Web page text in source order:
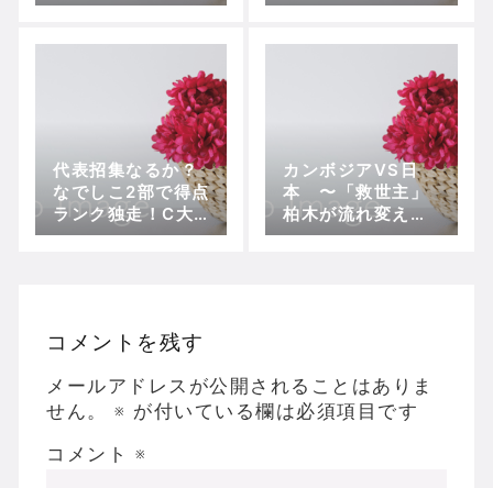
レナスチャレンジ
フ順位決定戦1位～
4位»第1節、バニ
ーズ京都VS大和
代表招集なるか？
なでしこ2部で得点
ランク独走！C大
阪堺LのFW宝田沙
カンボジアVS日
本 〜「救世主」
柏木が流れ変えて5
連勝も・・
コメントを残す
メールアドレスが公開されることはありま
せん。
※ が付いている欄は必須項目です
コメント ※